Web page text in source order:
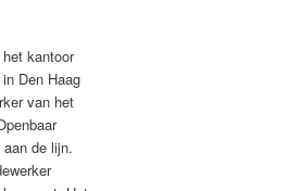
kantoor
Den Haag
van het
de lijn.